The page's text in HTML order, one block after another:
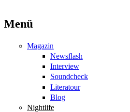
Menü
Magazin
Newsflash
Interview
Soundcheck
Literatour
Blog
Nightlife